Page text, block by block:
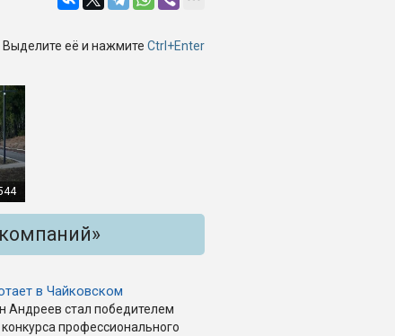
её и нажмите Ctrl+Enter
в Чайковском
Андреев стал победителем
профессионального